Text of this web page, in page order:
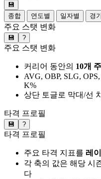
💾
종합
연도별 일자별 경
주요 스탯 변화
💾 ?
주요 스탯 변화
커리어 동안의 10개
AVG, OBP, SLG,
K%
상단 토글로 막대/선
타격 프로필
💾 ?
타격 프로필
주요 타격 지표를 레
각 축의 값은 해당 시
다